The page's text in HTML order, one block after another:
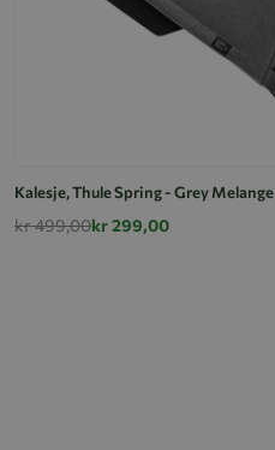
Kalesje, Thule Spring - Grey Melange
kr 499,00kr 299,00